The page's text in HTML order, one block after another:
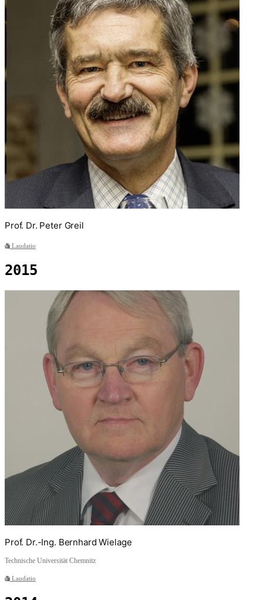
Prof. Dr. Peter Greil
Laudatio
2015
Prof. Dr.-Ing. Bernhard Wielage
Technische Universität Chemnitz
Laudatio